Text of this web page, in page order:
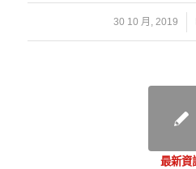
30 10 月, 2019
/
最新資